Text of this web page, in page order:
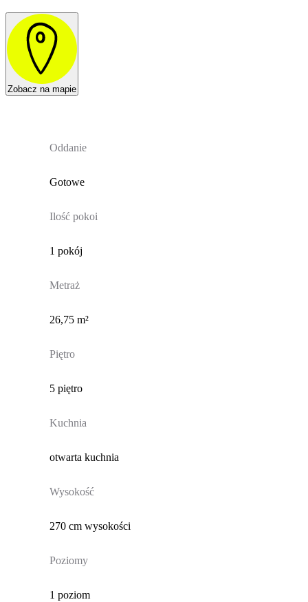
Zobacz na mapie
Oddanie
Gotowe
Ilość pokoi
1 pokój
Metraż
26,75 m²
Piętro
5 piętro
Kuchnia
otwarta kuchnia
Wysokość
270 cm wysokości
Poziomy
1 poziom